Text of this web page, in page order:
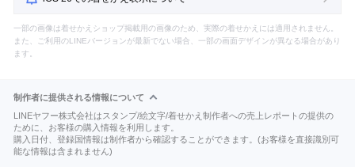
一部の画像は着せかえショップ掲載用の画像のため、実際の着せかえには適用されません。
また、ご利用のLINEバージョンが最新でない場合、一部の画面デザインが異なる場合があり
ます。
制作者に提供される情報について
LINEヤフー株式会社はスタンプ/絵文字/着せかえ制作者への売上レポートの提供の
ために、お客様の購入情報を利用します。
購入日付、登録国情報は制作者から確認することができます。(お客様を直接識別可
能な情報は含まれません)